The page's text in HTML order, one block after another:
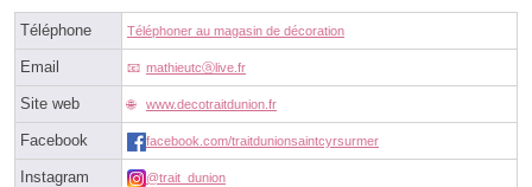
Téléphone Téléphoner au magasin de décoration
Email mathieutcⓐlive.fr
Site web www.decotraitdunion.fr
Facebook facebook.com/traitdunionsaintcyrsurmer
Instagram @trait_dunion